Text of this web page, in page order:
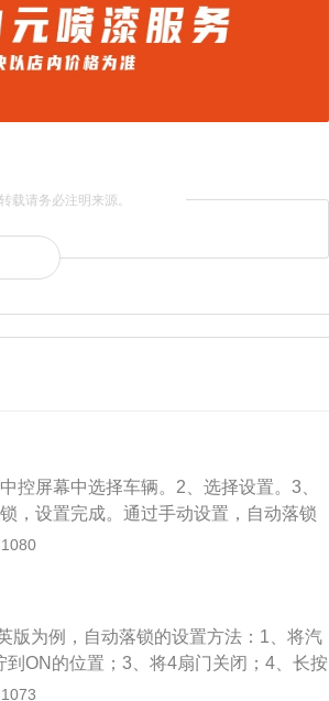
载请务必注明来源。
控屏幕中选择车辆。2、选择设置。3、
，设置完成。通过手动设置，自动落锁
，车辆就会自动落锁，自动落锁功能目
l2022款330tsi自动两驱智享版为例：这
2.0t涡轮增压发动机，最大为186马力，
为137kw，最大扭矩为320牛米，与发动
采用铝合金材质，缸体采用铸铁材质，
版为例，自动落锁的设置方法：1、将汽
ON的位置；3、将4扇门关闭；4、长按
次即可设置完成。本田缤智2020款220